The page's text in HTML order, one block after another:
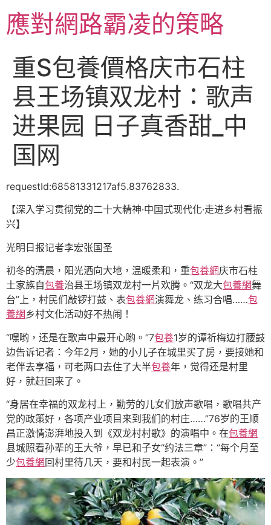
主應對網路霸凌的策略
重S包養價格庆市石柱
县王场镇双龙村：歌声
进果园 日子真香甜_中
国网
requestId:68581331217af5.83762833.
【深入学习贯彻党的二十大精神·中国式现代化·走进乡村看振
兴】
光明日报记者李宏张国圣
初冬的清晨，阳光洒向大地，温暖柔和，重包養網庆市石柱
土家族自包養治县王场镇双龙村一片欢腾。“双龙大包養網舞
台”上，村民们敲锣打鼓、表包養網演舞龙、练习合唱……包
養網 乡村文化活动好不热闹！
“嘿哟，还是在歌声中最开心哟。”7包養1岁的谭祈梅边打腰鼓
边告诉记者：今年2月，她的小儿子在城里买了房，要接她和
老伴去享福，可老两口去住了大半包養年，觉得还是村里
好，就赶回来了。
“身居在幸福的双龙村上，勤劳的儿女们放声歌唱，歌唱共产
党的政策好，各项产业项目来到我们的村庄……”76岁的王顺
昌正激情澎湃地投入到《双龙村村歌》的演唱中。在包養網
县城照看孙辈的王大爷，早已和子女“约法三章”：“每个月至
少包養網回村里待几天，要和村民一起表演。”